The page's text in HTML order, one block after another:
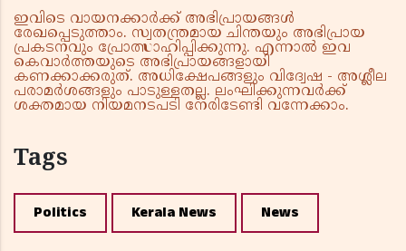
ഇവിടെ വായനക്കാർക്ക് അഭിപ്രായങ്ങൾ
രേഖപ്പെടുത്താം. സ്വതന്ത്രമായ ചിന്തയും അഭിപ്രായ
പ്രകടനവും പ്രോത്സാഹിപ്പിക്കുന്നു. എന്നാൽ ഇവ
കെവാർത്തയുടെ അഭിപ്രായങ്ങളായി
കണക്കാക്കരുത്. അധിക്ഷേപങ്ങളും വിദ്വേഷ - അശ്ലീല
പരാമർശങ്ങളും പാടുള്ളതല്ല. ലംഘിക്കുന്നവർക്ക്
ശക്തമായ നിയമനടപടി നേരിടേണ്ടി വന്നേക്കാം.
Tags
Politics Kerala News News